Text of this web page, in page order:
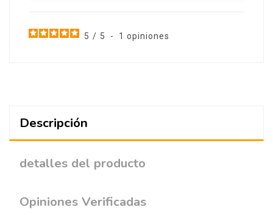
5 / 5 - 1 opiniones
Descripción
detalles del producto
Opiniones Verificadas